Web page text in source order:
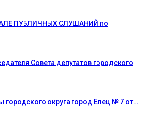
ПУБЛИЧНЫХ СЛУШАНИЙ по
Совета депутатов городского
городского округа город Елец № 7 от…